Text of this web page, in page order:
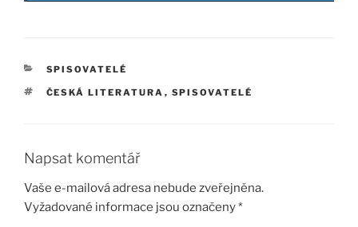
RUBRIKY
SPISOVATELÉ
ŠTÍTKY
ČESKÁ LITERATURA , SPISOVATELÉ
Napsat komentář
Vaše e-mailová adresa nebude zveřejněna.
Vyžadované informace jsou označeny*